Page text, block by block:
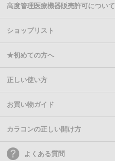
高度管理医療機器販売許可について
ショップリスト
★初めての方へ
正しい使い方
お買い物ガイド
カラコンの正しい開け方
よくある質問